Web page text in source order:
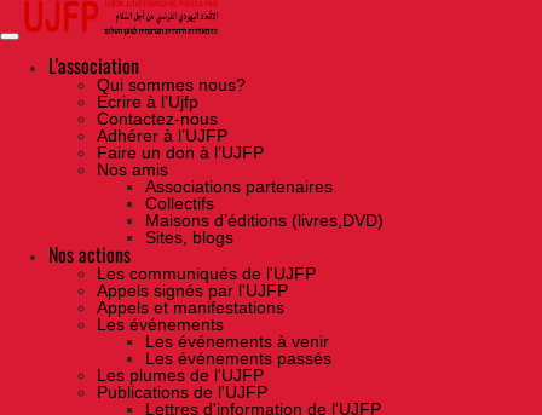
Skip
the
contentL'association
Qui sommes nous?
Ecrire à l’Ujfp
Contactez-nous
Adhérer à l’UJFP
Faire un don à l’UJFP
Nos amis
Associations partenaires
Collectifs
Maisons d’éditions (livres,DVD)
Sites, blogs
Nos actions
Les communiqués de l'UJFP
Appels signés par l'UJFP
Appels et manifestations
Les événements
Les événements à venir
Les événements passés
Les plumes de l'UJFP
Publications de l'UJFP
Lettres d'information de l'UJFP